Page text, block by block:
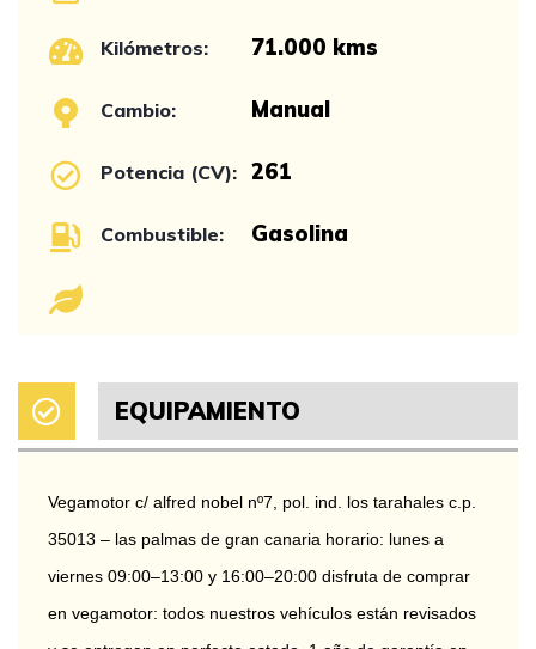
Kilómetros: 71.000 kms
Cambio: Manual
Potencia (CV): 261
Combustible: Gasolina
EQUIPAMIENTO
Vegamotor c/ alfred nobel nº7, pol. ind. los tarahales c.p.
35013 – las palmas de gran canaria horario: lunes a
viernes 09:00–13:00 y 16:00–20:00 disfruta de comprar
en vegamotor: todos nuestros vehículos están revisados